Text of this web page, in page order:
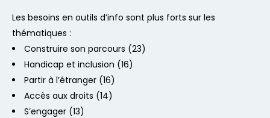
Les besoins en outils d’info sont plus forts sur les
thématiques :
Construire son parcours (23)
Handicap et inclusion (16)
Partir à l’étranger (16)
Accès aux droits (14)
S’engager (13)